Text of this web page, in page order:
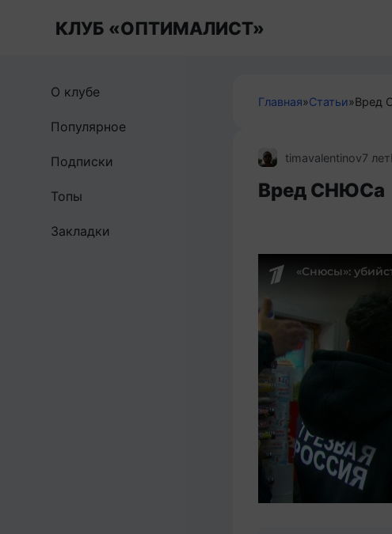
КЛУБ «ОПТИМАЛИСТ»
Главная»Статьи»Вред
timavalentinov7 лет
Вред СНЮСа
О клубе
Популярное
Подписки
Топы
Закладки